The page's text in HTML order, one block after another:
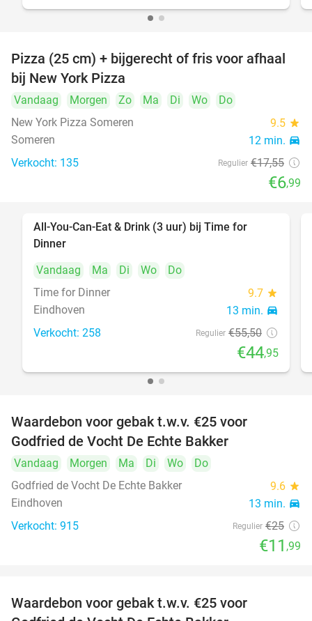
60%
Pizza (25 cm) + bijgerecht of fris voor afhaal
bij New York Pizza
Vandaag Morgen Zo Ma Di Wo
Do
New York Pizza Someren
9.5 star
Someren 12 min. directions_car
Verkocht: 135 Regulier €17,55
€6,99
All-You-Can-Eat & Drink (3 uur) bij Time for
Dinner
Vandaag
Ma Di Wo
Do
Time for Dinner
9.7 star
Eindhoven 13 min. directions_car
Verkocht: 258 Regulier €55,50
€44,95
Waardebon voor gebak t.w.v. €25 voor
Godfried de Vocht De Echte Bakker
Vandaag Morgen Ma Di Wo
Do
Godfried de Vocht De Echte Bakker
9.6 star
Eindhoven 13 min. directions_car
Verkocht: 915 Regulier €25
€11 ,99
Waardebon voor gebak t.w.v. €25 voor